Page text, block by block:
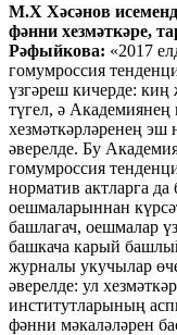
М.Х Хәсәнов
фәнни хезмәткәре,
Рәфыйкова: «2017
гомумроссия
үзгәреш кичерде: киң
түгел, ә
хезмәткәрләренең эш
әверелде. Бу
гомумроссия
норматив актларга
оешмаларыннан
башлагач, оешмалар
башкача карый
журналы укучылар
әверелде: ул
институтларының
фәнни мәкаләләрен